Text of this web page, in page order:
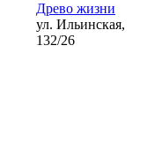
Древо жизни
ул. Ильинская,
132/26